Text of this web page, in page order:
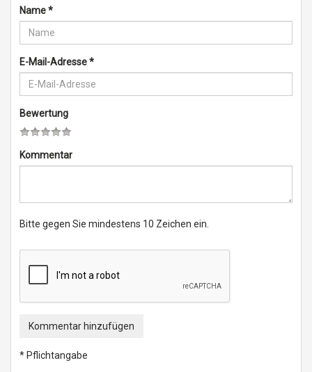
Name*
E-Mail-Adresse*
Bewertung
Kommentar
Bitte gegen Sie mindestens 10 Zeichen ein.
Kommentar hinzufügen
* Pflichtangabe